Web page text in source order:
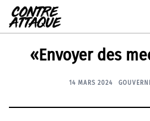
Aller
au
contenu
«Envoyer des
14 MARS 2024